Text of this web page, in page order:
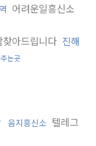
어려운일흥신소
찾아드립니다 진해
는곳
음지흥신소 텔레그